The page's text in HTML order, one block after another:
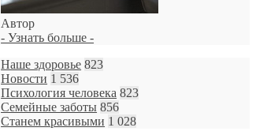
Автор
- Узнать больше -
Наше здоровье 823
Новости 1 536
Психология человека 823
Семейные заботы 856
Станем красивыми 1 028